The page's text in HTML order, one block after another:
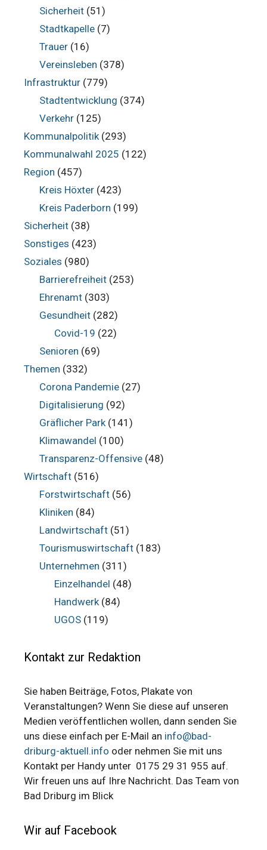
Sicherheit(51)
Stadtkapelle(7)
Trauer(16)
Vereinsleben (378)
Infrastruktur (779)
Stadtentwicklung (374)
Verkehr(125)
Kommunalpolitik(293)
Kommunalwahl 2025 (122)
Region (457)
Kreis Höxter(423)
Kreis Paderborn (199)
Sicherheit (38)
Sonstiges (423)
Soziales (980)
Barrierefreiheit(253)
Ehrenamt(303)
Gesundheit(282)
Covid-19 (22)
Senioren (69)
Themen (332)
Corona Pandemie(27)
Digitalisierung (92)
Gräflicher Park(141)
Klimawandel (100)
Transparenz-Offensive(48)
Wirtschaft (516)
Forstwirtschaft(56)
Kliniken (84)
Landwirtschaft(51)
Tourismuswirtschaft(183)
Unternehmen (311)
Einzelhandel (48)
Handwerk(84)
UGOS (119)
Kontakt zur Redaktion
Sie haben Beiträge, Fotos, Plakate von
Veranstaltungen? Wenn Sie diese auf unseren
Medien veröffentlichen wollen, dann senden Sie
uns diese einfach per E-Mail an info@bad-
driburg-aktuell.info oder nehmen Sie mit uns
Kontakt per Handy unter 0175 29 31 955 auf.
Wir freuen uns auf Ihre Nachricht. Das Team von
Bad Driburg im Blick
Wir auf Facebook